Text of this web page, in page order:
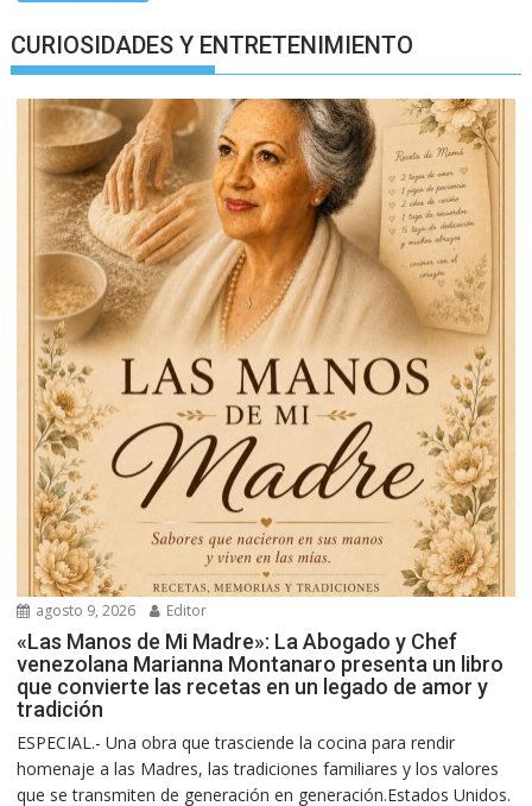
CURIOSIDADES Y ENTRETENIMIENTO
agosto 9, 2026 Editor
«Las Manos de Mi Madre»: La Abogado y Chef
venezolana Marianna Montanaro presenta un libro
que convierte las recetas en un legado de amor y
tradición
ESPECIAL.- Una obra que trasciende la cocina para rendir
homenaje a las Madres, las tradiciones familiares y los valores
que se transmiten de generación en generación.Estados Unidos.